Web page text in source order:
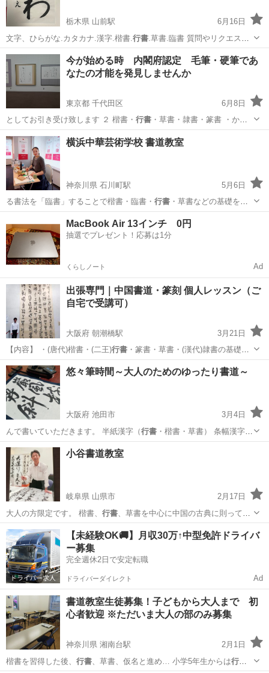
栃木県 山前駅
6月16日
文字、ひらがな.カタカナ.漢字.楷書. 行書.草書.臨書 質問やリクエスト
など …
栃木 足利市 山前駅 その他 お手本
今が始める時 内閣府認定 毛筆・硬筆であ
なたの才能を発見しませんか
東京都 千代田区
6月8日
としてお引き受け致します ２ 楷書・ 行書・草書・隷書・篆書 ・か
な 硬…
東京 千代田区 その他 硬筆
横浜中華芸術学校 書道教室
神奈川県 石川町駅
5月6日
る書法を「臨書」することで楷書・臨書・ 行書・草書などの基礎を身
に付け、さらに生徒…
MacBook Air 13インチ 0円
抽選でプレゼント！応募は1分
くらしノート Ad
出張専門｜中国書道・篆刻 個人レッスン（ご
自宅で受講可）
大阪府 朝潮橋駅
3月21日
【内容】 ・(唐代)楷書・(二王)行書・篆書・草書・(漢代)隷書の基礎指
導 …
大阪 大阪市 朝潮橋駅 書道 レッスン
悠々筆時間～大人のためのゆったり書道～
大阪府 池田市
3月4日
んで書いていただきます。 半紙漢字（行書・楷書・草書） 条幅漢字、
手紙、実用…
大阪 池田市 日本文化
小谷書道教室
岐阜県 山県市
2月17日
大人の方限定です。 楷書、 行書、草書を中心に中国の古典に則って書
道を…
岐阜 山県市 書道 書法
【未経験OK🚚】月収30万↑中型免許ドライバ
ー募集
完全週休2日で安定転職
ドライバーダイレクト Ad
書道教室生徒募集！子どもから大人まで 初
心者歓迎 ※ただいま大人の部のみ募集
神奈川県 湘南台駅
2月1日
楷書を習得した後、 行書 、草書、仮名と進め… 小学5年生からは行書